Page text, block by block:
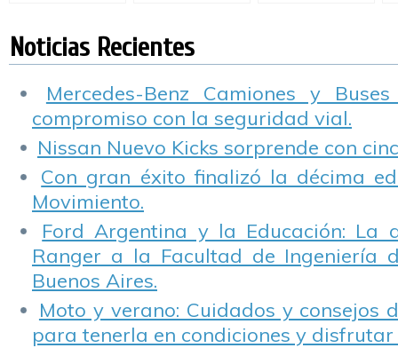
ambientales
impulsados por
UNICEF
Noticias Recientes
Mercedes-Benz Camiones y
compromiso con la seguridad vial.
Nissan Nuevo Kicks sorprende con
Con gran éxito finalizó la décima
Movimiento.
Ford Argentina y la Educación: La
Ranger a la Facultad de Ingeniería
Buenos Aires.
Moto y verano: Cuidados y consejos
para tenerla en condiciones y disfrutar